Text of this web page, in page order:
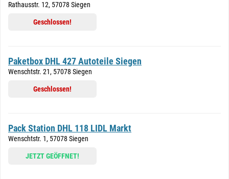
Rathausstr. 12, 57078 Siegen
Geschlossen!
Paketbox DHL 427 Autoteile Siegen
Wenschtstr. 21, 57078 Siegen
Geschlossen!
Pack Station DHL 118 LIDL Markt
Wenschtstr. 1, 57078 Siegen
JETZT GEÖFFNET!